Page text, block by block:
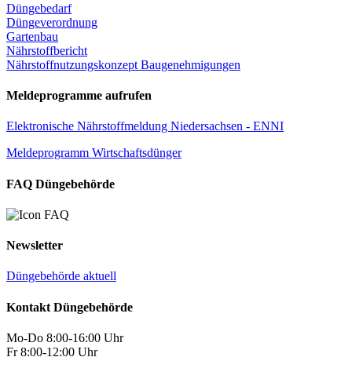
Düngebedarf
Düngeverordnung
Gartenbau
Nährstoffbericht
Nährstoffnutzungskonzept Baugenehmigungen
Meldeprogramme aufrufen
Elektronische Nährstoffmeldung Niedersachsen - ENNI
Meldeprogramm Wirtschaftsdünger
FAQ Düngebehörde
Newsletter
Düngebehörde aktuell
Kontakt Düngebehörde
Mo-Do 8:00-16:00 Uhr
Fr 8:00-12:00 Uhr